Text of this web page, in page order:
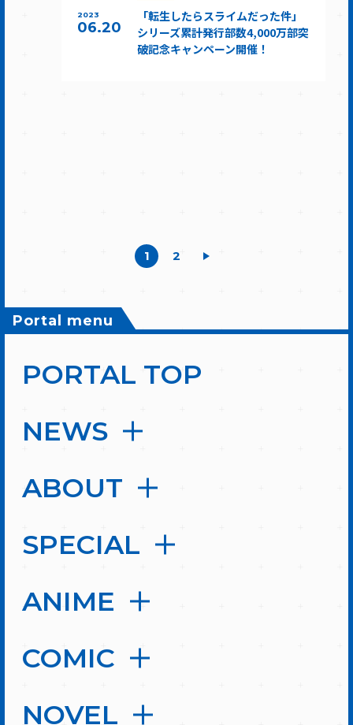
2023
06.20
「転生したらスライムだった件」
シリーズ累計発行部数4,000万部突
破記念キャンペーン開催！
1 2
Portal menu
PORTAL TOP
NEWS
ABOUT
SPECIAL
ANIME
COMIC
NOVEL